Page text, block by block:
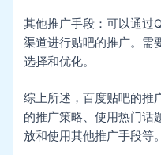
其他推广手段：可以通过
渠道进行贴吧的推广。需
选择和优化。
综上所述，百度贴吧的推
的推广策略、使用热门话
放和使用其他推广手段等。